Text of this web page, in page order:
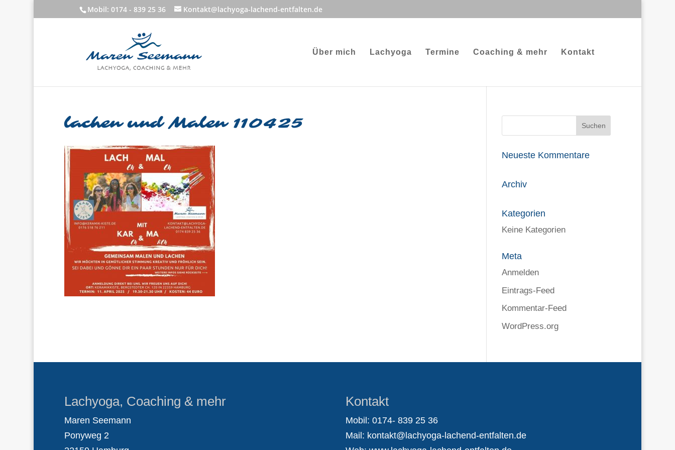
Mobil: 0174 - 839 25 36 Kontakt@lachyoga-lachend-entfalten.de
Über mich Lachyoga Termine Coaching & mehr Kontakt
lachen und Malen 110425
Neueste Kommentare
Archiv
Kategorien
Keine Kategorien
Meta
Anmelden
Eintrags-Feed
Kommentar-Feed
WordPress.org
Lachyoga, Coaching & mehr
Maren Seemann
Ponyweg 2
Kontakt
Mobil: 0174- 839 25 36
Mail: kontakt@lachyoga-lachend-entfalten.de